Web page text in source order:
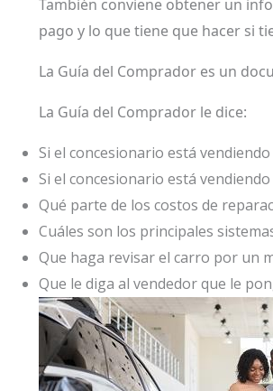
También conviene obtener un
pago y lo que tiene que hacer si
La Guía del Comprador es un
La Guía del Comprador le dice:
Si el concesionario está
Si el concesionario está
Qué parte de los costos de
Cuáles son los principales
Que haga revisar el carro por un
Que le diga al vendedor que le